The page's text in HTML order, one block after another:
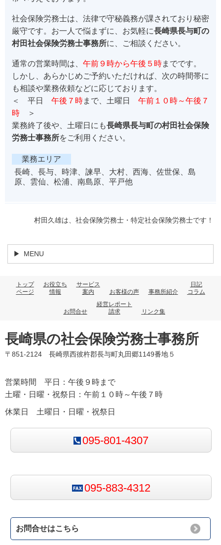
社会保険労務士は、法律で守秘義務が課されており秘密
厳守です。お一人で悩まずに、お気軽に長崎県長与町の
村田社会保険労務士事務所に、ご相談ください。
通常の営業時間は、 午前９時から午後５時までです。
しかし、あらかじめご予約いただければ、次の時間帯に
も相談や業務依頼などに応じております。
＜ 平日 午後７時まで、土曜日 午前１０時～午後７
時 ＞
業務終了後や、土曜日にも長崎県長与町の村田社会保険
労務士事務所をご利用ください。
業務エリア
長崎、長与、時津、諫早、大村、西海、佐世保、島
原、雲仙、松浦、南島原、平戸他
村田久雄は、社会保険労務士・特定社会保険労務士です！
MENU
トップ
ページ
お役立ち
情報
サービス
案内
お客様の声 事務所紹介
日記
コラム
お問合せ
経営レポート
請求
リンク集
長崎県の社会保険労務士事務所
〒851-2124 長崎県西彼杵郡長与町丸田郷1149番地５
営業時間 平日：午後９時まで
土曜・日曜・祝祭日：午前１０時～午後７時
休業日 土曜日・日曜・祝祭日
095-801-4307
095-883-4312
お問合せはこちら